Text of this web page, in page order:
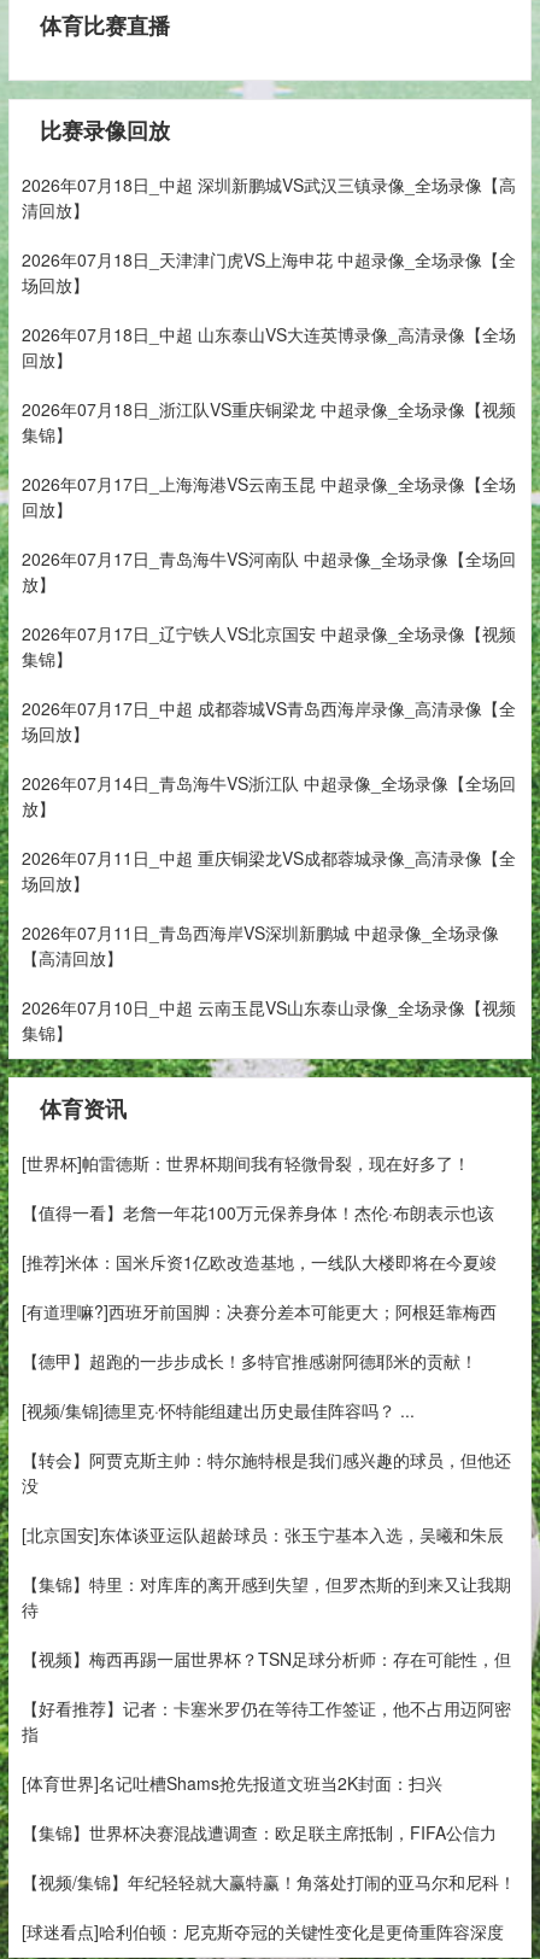
体育比赛直播
比赛录像回放
2026年07月18日_中超 深圳新鹏城VS武汉三镇录像_全场录像【高
清回放】
2026年07月18日_天津津门虎VS上海申花 中超录像_全场录像【全
场回放】
2026年07月18日_中超 山东泰山VS大连英博录像_高清录像【全场
回放】
2026年07月18日_浙江队VS重庆铜梁龙 中超录像_全场录像【视频
集锦】
2026年07月17日_上海海港VS云南玉昆 中超录像_全场录像【全场
回放】
2026年07月17日_青岛海牛VS河南队 中超录像_全场录像【全场回
放】
2026年07月17日_辽宁铁人VS北京国安 中超录像_全场录像【视频
集锦】
2026年07月17日_中超 成都蓉城VS青岛西海岸录像_高清录像【全
场回放】
2026年07月14日_青岛海牛VS浙江队 中超录像_全场录像【全场回
放】
2026年07月11日_中超 重庆铜梁龙VS成都蓉城录像_高清录像【全
场回放】
2026年07月11日_青岛西海岸VS深圳新鹏城 中超录像_全场录像
【高清回放】
2026年07月10日_中超 云南玉昆VS山东泰山录像_全场录像【视频
集锦】
体育资讯
[世界杯]帕雷德斯：世界杯期间我有轻微骨裂，现在好多了！
【值得一看】老詹一年花100万元保养身体！杰伦·布朗表示也该
[推荐]米体：国米斥资1亿欧改造基地，一线队大楼即将在今夏竣
[有道理嘛?]西班牙前国脚：决赛分差本可能更大；阿根廷靠梅西
【德甲】超跑的一步步成长！多特官推感谢阿德耶米的贡献！
[视频/集锦]德里克·怀特能组建出历史最佳阵容吗？ ...
【转会】阿贾克斯主帅：特尔施特根是我们感兴趣的球员，但他还
没
[北京国安]东体谈亚运队超龄球员：张玉宁基本入选，吴曦和朱辰
【集锦】特里：对库库的离开感到失望，但罗杰斯的到来又让我期
待
【视频】梅西再踢一届世界杯？TSN足球分析师：存在可能性，但
【好看推荐】记者：卡塞米罗仍在等待工作签证，他不占用迈阿密
指
[体育世界]名记吐槽Shams抢先报道文班当2K封面：扫兴
【集锦】世界杯决赛混战遭调查：欧足联主席抵制，FIFA公信力
【视频/集锦】年纪轻轻就大赢特赢！角落处打闹的亚马尔和尼科！
[球迷看点]哈利伯顿：尼克斯夺冠的关键性变化是更倚重阵容深度